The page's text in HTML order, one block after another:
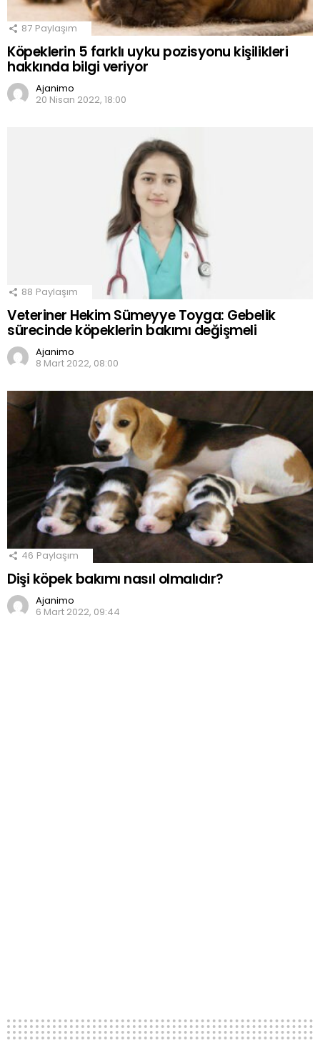
87 Paylaşım
Köpeklerin 5 farklı uyku pozisyonu kişilikleri
hakkında bilgi veriyor
Ajanimo
20 Nisan 2022, 18:00
88 Paylaşım
Veteriner Hekim Sümeyye Toyga: Gebelik
sürecinde köpeklerin bakımı değişmeli
Ajanimo
8 Mart 2022, 08:00
46 Paylaşım
Dişi köpek bakımı nasıl olmalıdır?
Ajanimo
6 Mart 2022, 09:44